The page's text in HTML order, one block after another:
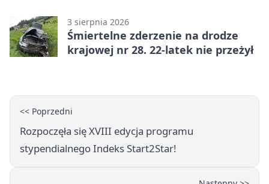
3 sierpnia 2026
Śmiertelne zderzenie na drodze
krajowej nr 28. 22-latek nie przeżył
<< Poprzedni
Rozpoczęła się XVIII edycja programu
stypendialnego Indeks Start2Star!